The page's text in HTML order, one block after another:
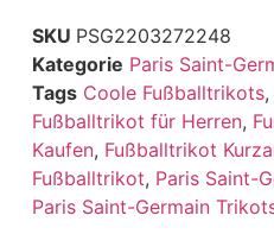
SKU PSG2203272248
Kategorie Paris Saint-
Tags Coole Fußballtrikots,
Fußballtrikot für Herren,
Kaufen, Fußballtrikot
Fußballtrikot, Paris Saint-
Paris Saint-Germain